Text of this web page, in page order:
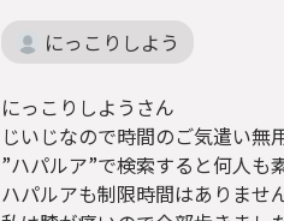
にっこりしよう
にっこりしようさん
じいじなので時間のご気遣い無
”ハパルア”で検索すると何人も
ハパルアも制限時間はありませ